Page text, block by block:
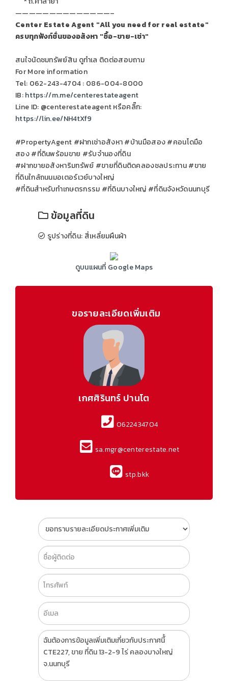
——————————————–
Center Estate Agent "All you need for real estate"
ครบทุกฟังก์ชั่นของอสังหา "ซื้อ-ขาย-เช่า"
สนใจนัดชมทรัพย์สิน ดูทำเล ติดต่อสอบถาม
For More information
Tel: 062-243-4704 : 086-004-8000
IB:https://m.me/centerestateagent
Line ID: @centerestateagent หรือคลิ๊ก:
https://lin.ee/NH4tXf9
#PropertyAgent #ฝากเช่าอสังหา #บ้านมือสอง #คอนโดมือ
สอง #ที่ดินพร้อมขาย #รับจำนองที่ดิน
#ฝากขายอสังหาริมทรัพย์ #ขายที่ดินติดคลองชลประทาน #ขาย
ที่ดินใกล้ถนนมอเตอร์เวย์บางใหญ่
#ที่ดินสำหรับทำเกษตรกรรม #ที่ดินบางใหญ่ #ที่ดินจังหวัดนนทบุรี
ข้อมูลที่ดิน
รูปร่างที่ดิน: สี่เหลี่ยมผืนผ้า
ดูบนแผนที่ Google Maps
ขอรายละเอียดเพิ่มเติม
เกศศิรินทร์ ปานโต
0622434704
sa.mgr@centerestate.net
stp.bkk